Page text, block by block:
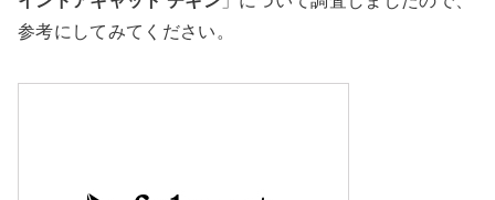
参考にしてみてください。